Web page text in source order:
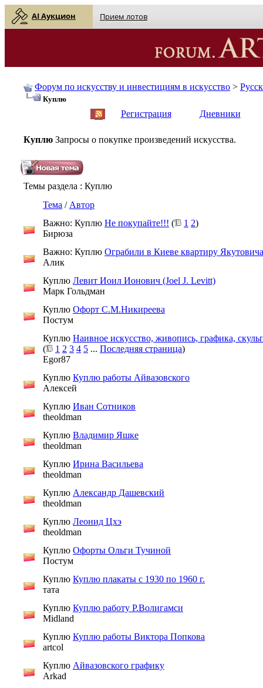
AI Аукцион Прием лотов
Форум по искусству и инвестициям в искусство >
Куплю
Регистрация Дневники
Куплю Запросы о покупке произведений искусства.
Темы раздела : Куплю
Тема / Автор
Важно: Куплю Не покупайте!!! ( 1 2)
Бирюза
Важно: Куплю Ограбили в Киеве квартиру
Алик
Куплю Левит Иоил Ионович (Joel J. Levitt)
Марк Гольдман
Куплю Офорт С.М.Никиреева
Постум
Куплю Наивное искусство, живопись, графика,
(
1 2 3 4 5 ... Последняя страница)
Egor87
Куплю Куплю работы Айвазовского
Алексей
Куплю Иван Сотников
theoldman
Куплю Владимир Яшке
theoldman
Куплю Ирина Васильева
theoldman
Куплю Александр Дашевский
theoldman
Куплю Леонид Цхэ
theoldman
Куплю Офорты Ольги Тучиной
Постум
Куплю Куплю плакаты с 1930 по 1960 г.
тата
Куплю Куплю работу Р.Волигамси
Midland
Куплю Куплю работы Виктора Попкова
artcol
Куплю Айвазовского графику
Arkad